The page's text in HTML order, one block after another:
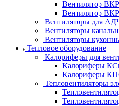
Вентилятор
Вентилятор
Вентиляторы для
Вентиляторы
Вентиляторы
Тепловое оборудование
Калориферы для
Калориферы
Калориферы
Тепловентиляторы